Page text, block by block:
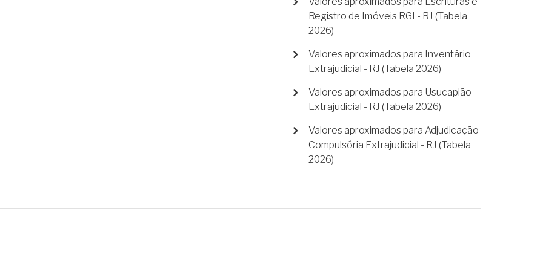
Registro de Imóveis RGI - RJ (Tabela
2026)
Valores aproximados para Inventário
Extrajudicial - RJ (Tabela 2026)
Valores aproximados para Usucapião
Extrajudicial - RJ (Tabela 2026)
Valores aproximados para Adjudicação
Compulsória Extrajudicial - RJ (Tabela
2026)